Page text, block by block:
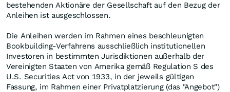
bestehenden Aktionäre der Gesellschaft auf den Bezug der
Anleihen ist ausgeschlossen.
Die Anleihen werden im Rahmen eines beschleunigten
Bookbuilding-Verfahrens ausschließlich institutionellen
Investoren in bestimmten Jurisdiktionen außerhalb der
Vereinigten Staaten von Amerika gemäß Regulation S des
U.S. Securities Act von 1933, in der jeweils gültigen
Fassung, im Rahmen einer Privatplatzierung (das "Angebot")